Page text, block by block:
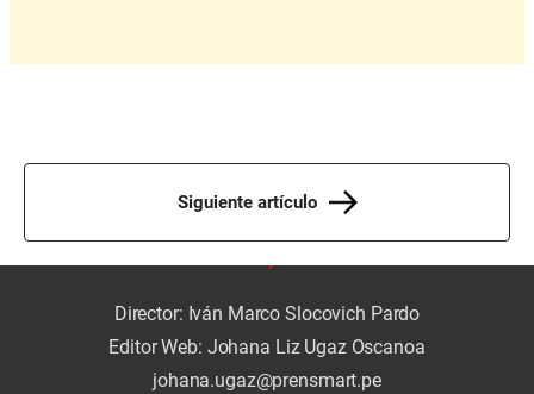
Siguiente artículo
Director: Iván Marco Slocovich Pardo
Editor Web: Johana Liz Ugaz Oscanoa
johana.ugaz@prensmart.pe